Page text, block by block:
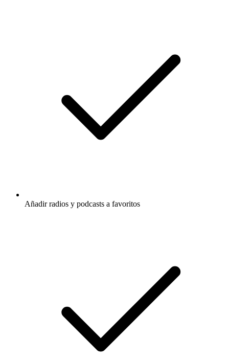
Añadir radios y podcasts a favoritos